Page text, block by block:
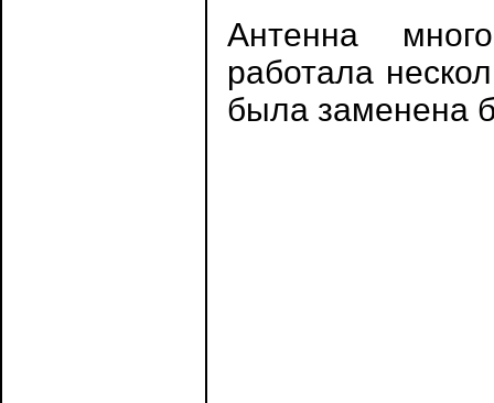
Антенна
работала
была заменена